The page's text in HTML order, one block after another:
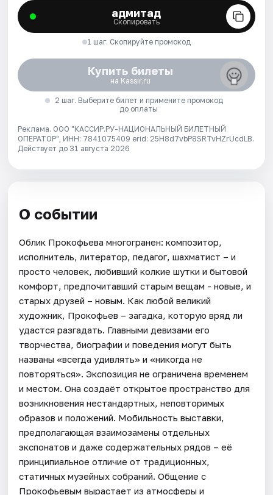
адмитад
Скопировать
1 шаг. Скопируйте промокод
Купить билеты
на Kassir.ru
2 шаг. Выберите билет и примените промокод
до оплаты
Реклама. ООО "КАССИР.РУ-НАЦИОНАЛЬНЫЙ БИЛЕТНЫЙ
ОПЕРАТОР", ИНН: 7841075409 erid: 25H8d7vbP8SRTvHZrUcdLB.
Действует до 31 августа 2026
О событии
Облик Прокофьева многогранен: композитор,
исполнитель, литератор, педагог, шахматист – и
просто человек, любивший колкие шутки и бытовой
комфорт, предпочитавший старым вещам - новые, и
старых друзей – новым. Как любой великий
художник, Прокофьев – загадка, которую вряд ли
удастся разгадать. Главными девизами его
творчества, биографии и поведения могут быть
названы «всегда удивлять» и «никогда не
повторяться». Экспозиция не ограничена временем
и местом. Она создаёт открытое пространство для
возникновения нестандартных, неповторимых
образов и положений. Мобильность выставки,
предполагающая взаимозамены отдельных
экспонатов и даже содержательных рядов – её
принципиальное отличие от традиционных,
статичных музейных собраний. Общение с
Прокофьевым вырастает из атмосферы и